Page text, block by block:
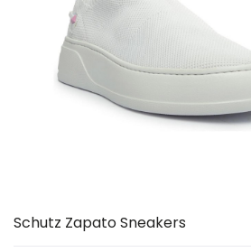
Schutz Zapato Sneakers